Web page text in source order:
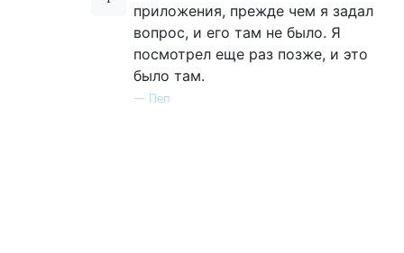
приложения, прежде чем я задал
вопрос, и его там не было. Я
посмотрел еще раз позже, и это
было там.
— Пеп